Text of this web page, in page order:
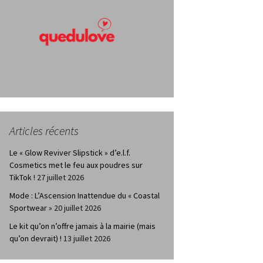
Articles récents
Le « Glow Reviver Slipstick » d’e.l.f.
Cosmetics met le feu aux poudres sur
TikTok ! 27 juillet 2026
Mode : L’Ascension Inattendue du « Coastal
Sportwear » 20 juillet 2026
Le kit qu’on n’offre jamais à la mairie (mais
qu’on devrait) ! 13 juillet 2026